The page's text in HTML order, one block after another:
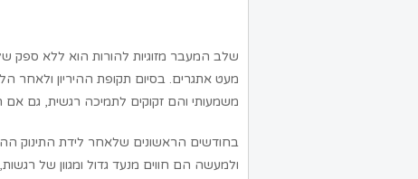
שלב המעבר מזוגיות להורות הוא ללא ספק
מעט אתגרים. בסיום תקופת ההיריון ולאחר
משמעותי והם זקוקים לתמיכה רגשית, גם אם
בחודשים הראשונים שלאחר לידת התינוק
ולמעשה הם חווים מנעד גדול ומגוון של